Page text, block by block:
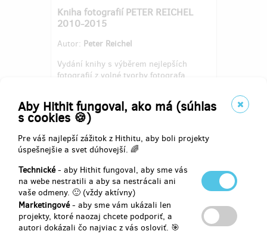
Aby Hithit fungoval, ako má (súhlas
s cookies 🍪)
Pre váš najlepší zážitok z Hithitu, aby boli projekty
úspešnejšie a svet dúhovejší. 🌈
Technické- aby Hithit fungoval, aby sme vás
na webe nestratili a aby sa nestrácali ani
vaše odmeny. 🙂 (vždy aktívny)
Marketingové- aby sme vám ukázali len
projekty, ktoré naozaj chcete podporiť, a
autori dokázali čo najviac z vás osloviť. 🎯
Kniha fotografií PETER REICHEL
2010-2015
Autor: Peter Reichel
Vydání knihy s výběrem nejlepších
fotografií z volné tvorby fotografa.
Vybrané
585 €z2 437 €
24